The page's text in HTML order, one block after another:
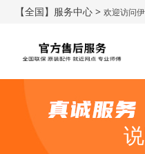
【全国】服务中心 >欢迎访问